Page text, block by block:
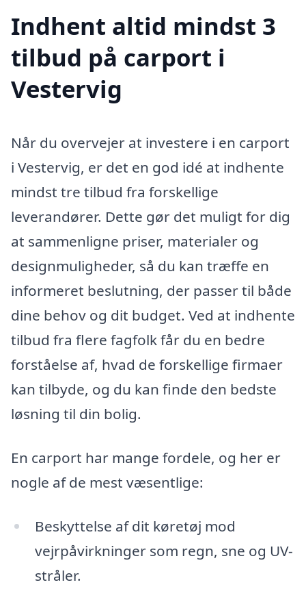
Indhent altid mindst 3
tilbud på carport i
Vestervig
Når du overvejer at investere i en carport
i Vestervig, er det en god idé at indhente
mindst tre tilbud fra forskellige
leverandører. Dette gør det muligt for dig
at sammenligne priser, materialer og
designmuligheder, så du kan træffe en
informeret beslutning, der passer til både
dine behov og dit budget. Ved at indhente
tilbud fra flere fagfolk får du en bedre
forståelse af, hvad de forskellige firmaer
kan tilbyde, og du kan finde den bedste
løsning til din bolig.
En carport har mange fordele, og her er
nogle af de mest væsentlige:
Beskyttelse af dit køretøj mod
vejrpåvirkninger som regn, sne og UV-
stråler.